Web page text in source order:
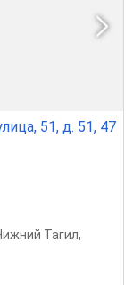
51, д. 51, 47
Тагил,